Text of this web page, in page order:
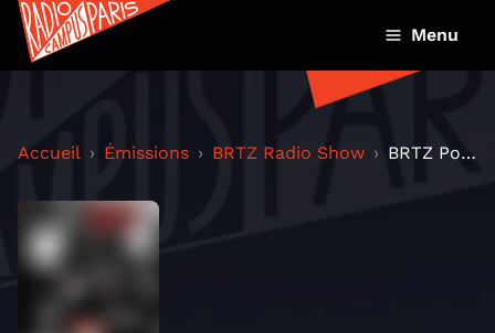
Menu
Accueil Émissions BRTZ Radio Show BRTZ Podcast : DaBoii, Armani Ceasar & mega Diggid...